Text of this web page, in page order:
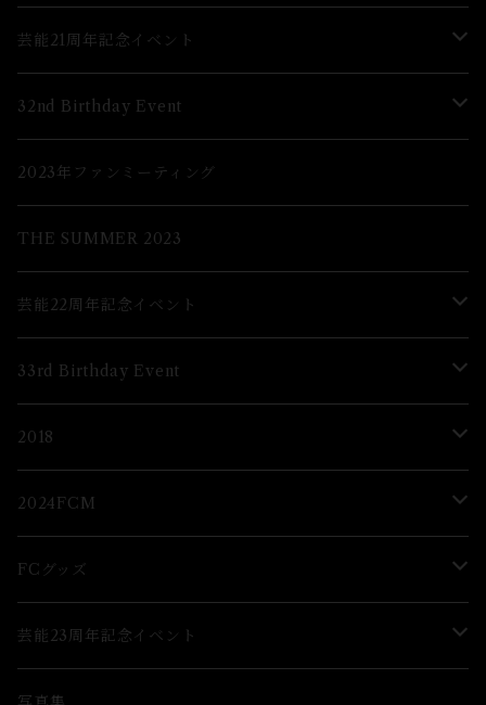
芸能21周年記念イベント
Lブロマイド
２Lブロマイド
グッズ
32nd Birthday Event
Lブロマイド
2Lブロマイド
グッズ
2023年ファンミーティング
THE SUMMER 2023
芸能22周年記念イベント
グッズ
ブロマイド
33rd Birthday Event
Lブロマイド
2Lブロマイド
グッズ
2018
ブロマイド
2024FCM
グッズ
FCグッズ
グッズ
ブロマイド
芸能23周年記念イベント
Lブロマイド